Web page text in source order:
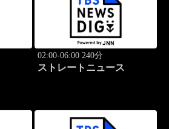
02:00-06:00 240分
ストレートニュース